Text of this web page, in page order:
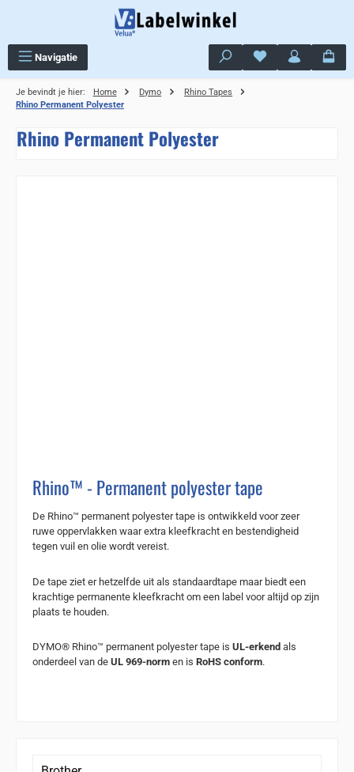
Navigatie Je hebt 0 items op
Je bevindt je hier: Home Dymo
Rhino Tapes
Rhino Permanent Polyester
Rhino Permanent Polyester
Rhino™ - Permanent polyester tape
De Rhino™ permanent polyester tape is ontwikkeld voor zeer
ruwe oppervlakken waar extra kleefkracht en bestendigheid
tegen vuil en olie wordt vereist.
De tape ziet er hetzelfde uit als standaardtape maar biedt een
krachtige permanente kleefkracht om een label voor altijd op zijn
plaats te houden.
DYMO® Rhino™ permanent polyester tape is UL-erkend als
onderdeel van de UL 969-norm en is RoHS conform.